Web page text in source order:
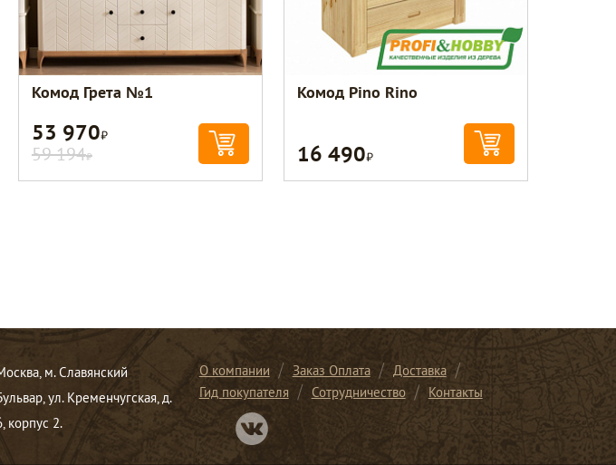
Комод Грета №1
53 970Р
59 194Р
Комод Pino Rino
16 490Р
м. Славянский
ул. Кременчугская, д.
корпус 2.
О компании Заказ Оплата
Доставка
Гид покупателя
Сотрудничество
Контакты
Перейти в нашу группу Вконтакте